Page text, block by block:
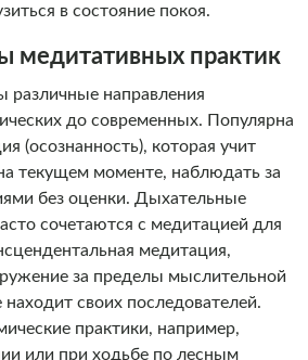
в состояние покоя.
медитативных практик
различные направления
до современных. Популярна
(осознанность), которая учит
текущем моменте, наблюдать за
без оценки. Дыхательные
сочетаются с медитацией для
медитация,
за пределы мыслительной
своих последователей.
практики, например,
или при ходьбе по лесным